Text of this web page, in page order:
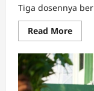
Tiga dosennya
Read MoreRead
more
Tiga
Dosen
UHT